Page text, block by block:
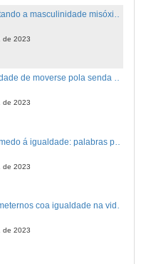
de 2023
A necesidade de moverse pola senda da igualdade
de 2023
de 2023
Comprometernos coa igualdade na vida e na creación
de 2023